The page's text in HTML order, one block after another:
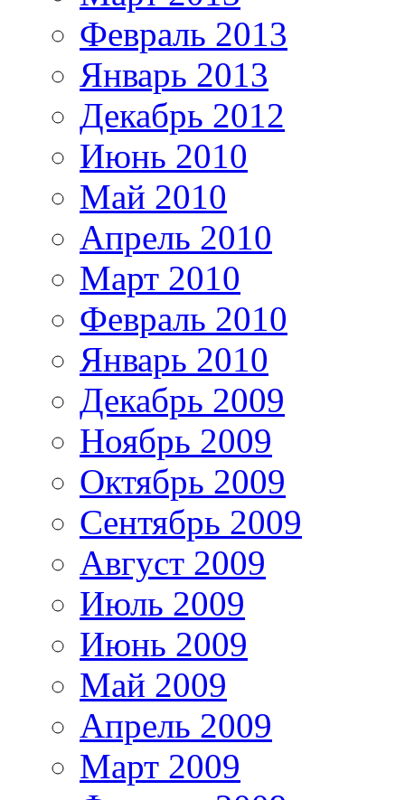
Февраль 2013
Январь 2013
Декабрь 2012
Июнь 2010
Май 2010
Апрель 2010
Март 2010
Февраль 2010
Январь 2010
Декабрь 2009
Ноябрь 2009
Октябрь 2009
Сентябрь 2009
Август 2009
Июль 2009
Июнь 2009
Май 2009
Апрель 2009
Март 2009